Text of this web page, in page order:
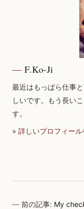
F.Ko-Ji
最近はもっぱら仕事
しいです。もう長いこ
す。
» 詳しいプロフィー
前の記事: My